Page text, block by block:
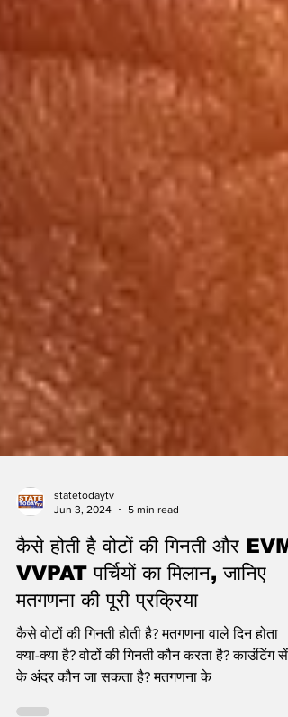
Jun 3, 2024
5 min read
कैसे होती है वोटों की गिनती और
VVPAT पर्चियों का मिलान, जानिए
मतगणना की पूरी प्रक्रिया
कैसे वोटों की गिनती होती है? मतगणना वाले दिन होता
क्या-क्या है? वोटों की गिनती कौन करता है? काउंटिंग
के अंदर कौन जा सकता है? मतगणना के